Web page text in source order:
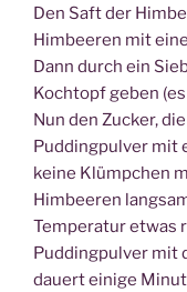
Den Saft der
Himbeeren mit
Dann durch ein
Kochtopf geben
Nun den Zucker,
Puddingpulver mit
keine Klümpchen
Himbeeren
Temperatur etwas
Puddingpulver mit
dauert einige